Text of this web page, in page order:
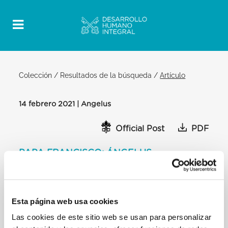
Esta página web usa cookies
Las cookies de este sitio web se usan para personalizar
Colección / Resultados de la búsqueda /Artículo
14 febrero 2021 | Angelus
Official Post PDF
PAPA FRANCISCO: ÁNGELUS
Queridos hermanos y hermanas:
aquellos que colaboran en favor de los migrantes. A